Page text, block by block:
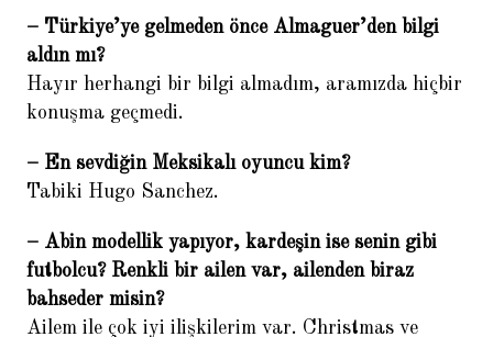
– Türkiye’ye gelmeden önce Almaguer’den bilgi
aldın mı?
Hayır herhangi bir bilgi almadım, aramızda hiçbir
konuşma geçmedi.
– En sevdiğin Meksikalı oyuncu kim?
Tabiki Hugo Sanchez.
– Abin modellik yapıyor, kardeşin ise senin gibi
futbolcu? Renkli bir ailen var, ailenden biraz
bahseder misin?
Ailem ile çok iyi ilişkilerim var. Christmas ve